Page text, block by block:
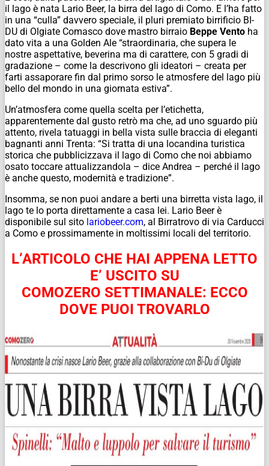
il lago è nata Lario Beer, la birra del lago di Como. E l’ha fatto
in una “culla” davvero speciale, il pluri premiato birrificio BI-
DU di Olgiate Comasco dove mastro birraio Beppe Vento ha
dato vita a una Golden Ale “straordinaria, che supera le
nostre aspettative, beverina ma di carattere, con 5 gradi di
gradazione – come la descrivono gli ideatori – creata per
farti assaporare fin dal primo sorso le atmosfere del lago più
bello del mondo in una giornata estiva”.
Un’atmosfera come quella scelta per l’etichetta,
apparentemente dal gusto retrò ma che, ad uno sguardo più
attento, rivela tatuaggi in bella vista sulle braccia di eleganti
bagnanti anni Trenta: “Si tratta di una locandina turistica
storica che pubblicizzava il lago di Como che noi abbiamo
osato toccare attualizzandola – dice Andrea – perché il lago
è anche questo, modernità e tradizione”.
Insomma, se non puoi andare a berti una birretta vista lago, il
lago te lo porta direttamente a casa lei. Lario Beer è
disponibile sul sito lariobeer.com, al Birratrovo di via Carducci
a Como e prossimamente in moltissimi locali del territorio.
L’ARTICOLO CHE HAI APPENA LETTO
E’ USCITO SU
COMOZERO SETTIMANALE: ECCO
DOVE PUOI TROVARLO